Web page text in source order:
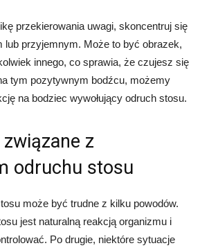
przekierowania uwagi, skoncentruj się
przyjemnym. Może to być obrazek,
innego, co sprawia, że czujesz się
tym pozytywnym bodźcu, możemy
na bodziec wywołujący odruch stosu.
z
odruchu stosu
może być trudne z kilku powodów.
jest naturalną reakcją organizmu i
Po drugie, niektóre sytuacje